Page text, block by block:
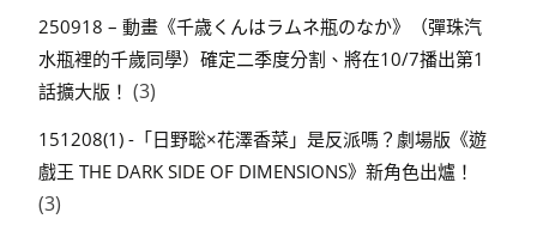
250918 – 動畫《千歳くんはラムネ瓶のなか》（彈珠汽
水瓶裡的千歲同學）確定二季度分割、將在10/7播出第1
話擴大版！ (3)
151208(1) -「日野聡×花澤香菜」是反派嗎？劇場版《遊
戲王 THE DARK SIDE OF DIMENSIONS》新角色出爐！
(3)